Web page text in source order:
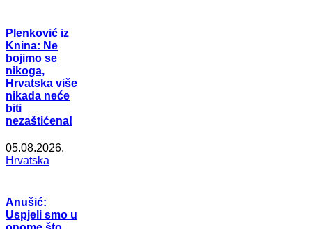
Plenković iz
Knina: Ne
bojimo se
nikoga,
Hrvatska više
nikada neće
biti
nezaštićena!
05.08.2026.
Hrvatska
Anušić:
Uspjeli smo u